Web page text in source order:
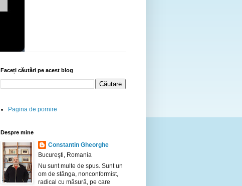
Faceți căutări pe acest blog
Pagina de pornire
Despre mine
Constantin Gheorghe
Bucureşti, Romania
Nu sunt multe de spus. Sunt un
om de stânga, nonconformist,
radical cu măsură, pe care